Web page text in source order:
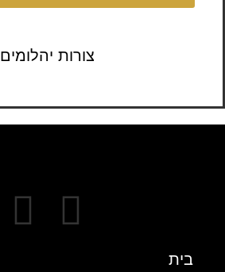
צורות יהלומים
בית